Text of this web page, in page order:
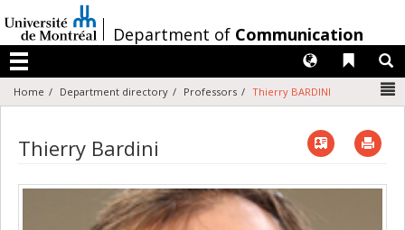
au
contenu
/Department of Communication
Menu
Liens
Langues
Home Department directory Professors Thierry BARDINI
Thierry Bardini Vcard